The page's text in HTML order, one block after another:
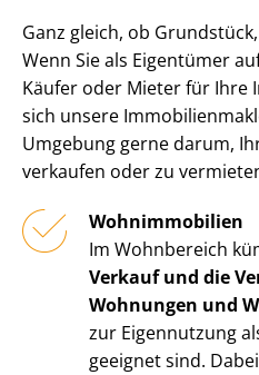
Ganz gleich, ob
Wenn Sie als Eigentümer
Käufer oder Mieter für Ihre
sich unsere
Umgebung gerne darum,
verkaufen oder zu
Wohnimmobilien
Im Wohnbereich
Verkauf und die
Wohnungen und
zur Eigennutzung
geeignet sind.